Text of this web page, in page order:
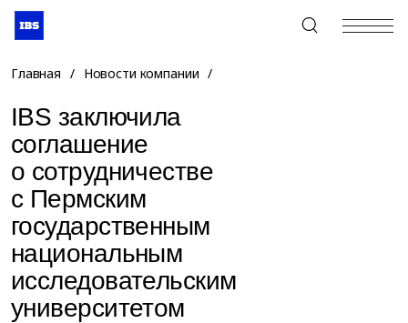
+7 (495) 967-80-80
Главная / Новости компании /
IBS заключила
соглашение
о сотрудничестве
с Пермским
государственным
национальным
исследовательским
университетом